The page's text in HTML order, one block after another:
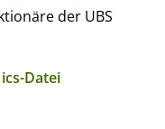
der UBS
Datei